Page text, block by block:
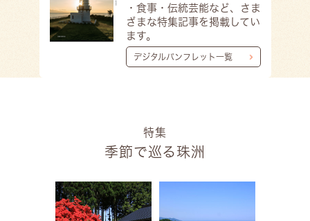
・食事・伝統芸能など、さま
ざまな特集記事を掲載してい
ます。
デジタルパンフレット一覧
特集
季節で巡る珠洲